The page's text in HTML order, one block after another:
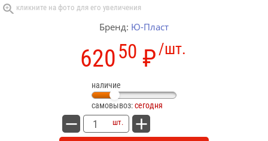
Бренд: Ю-Пласт
/шт.
62050 ₽
наличие
самовывоз:сегодня
шт.